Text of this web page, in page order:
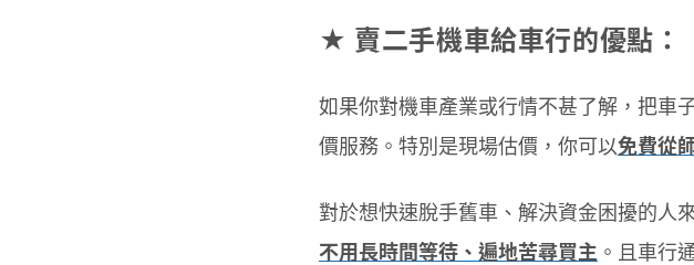
★ 賣二手機車給車行的優點：
如果你對機車產業或行情不甚了解，把車
價服務。特別是現場估價，你可以免費從
對於想快速脫手舊車、解決資金困擾的人
不用長時間等待、遍地苦尋買主 。且車行